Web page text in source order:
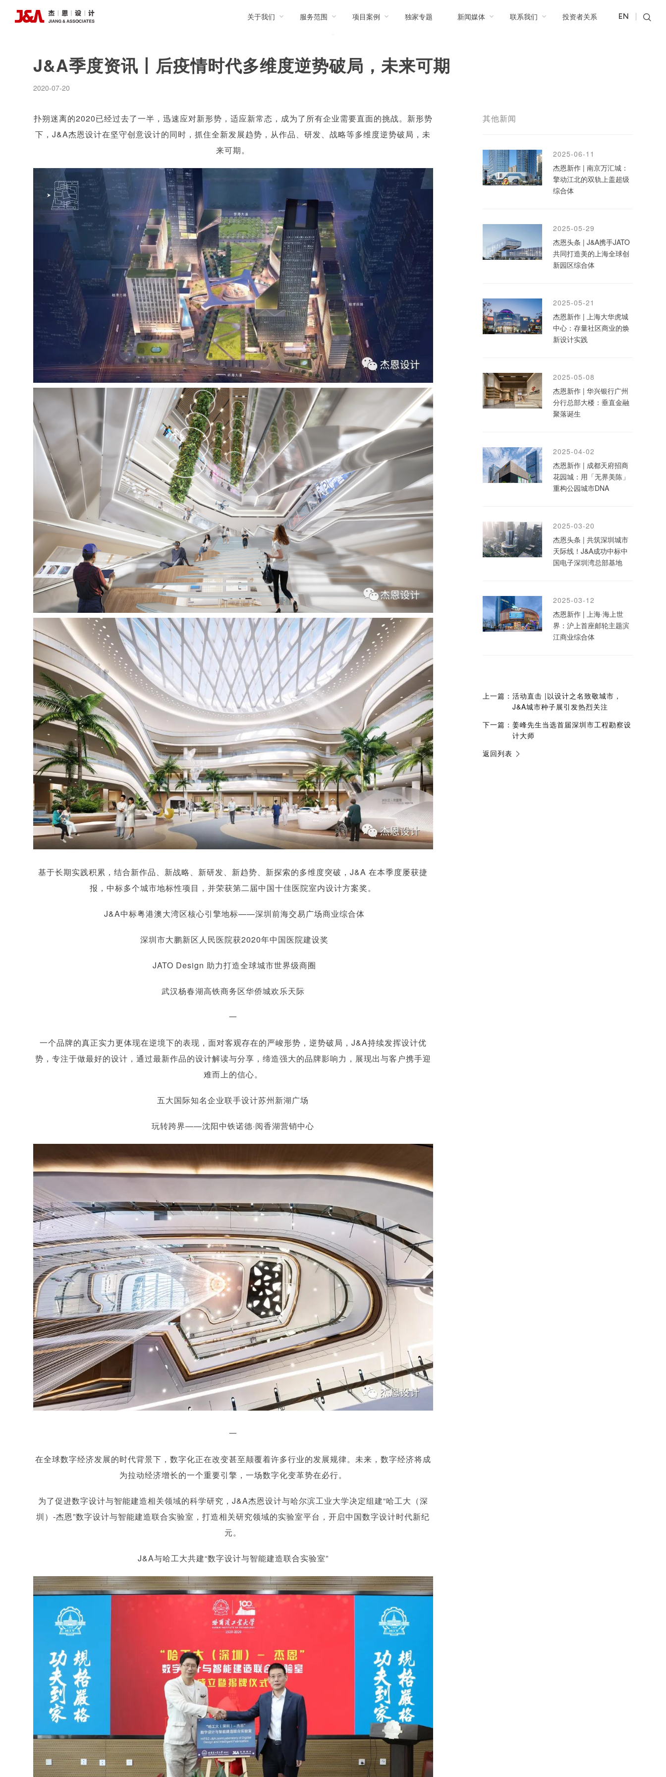
关于我们 服务范围 项目案例 独家专题 新闻媒体 联系我们 投资者关系 EN
J&A季度资讯丨后疫情时代多维度逆势破局，未来可期
2020-07-20
扑朔迷离的2020已经过去了一半，迅速应对新形势，适应新常态，成为了所有企业需要直面的挑战。新形势
下，J&A杰恩设计在坚守创意设计的同时，抓住全新发展趋势，从作品、研发、战略等多维度逆势破局，未
来可期。
基于长期实践积累，结合新作品、新战略、新研发、新趋势、新探索的多维度突破，J&A 在本季度屡获捷
报，中标多个城市地标性项目，并荣获第二届中国十佳医院室内设计方案奖。
J&A中标粤港澳大湾区核心引擎地标——深圳前海交易广场商业综合体
深圳市大鹏新区人民医院获2020年中国医院建设奖
JATO Design 助力打造全球城市世界级商圈
武汉杨春湖高铁商务区华侨城欢乐天际
一
一个品牌的真正实力更体现在逆境下的表现，面对客观存在的严峻形势，逆势破局，J&A持续发挥设计优
势，专注于做最好的设计，通过最新作品的设计解读与分享，缔造强大的品牌影响力，展现出与客户携手迎
难而上的信心。
五大国际知名企业联手设计苏州新湖广场
玩转跨界——沈阳中铁诺德·阅香湖营销中心
一
在全球数字经济发展的时代背景下，数字化正在改变甚至颠覆着许多行业的发展规律。未来，数字经济将成
为拉动经济增长的一个重要引擎，一场数字化变革势在必行。
为了促进数字设计与智能建造相关领域的科学研究，J&A杰恩设计与哈尔滨工业大学决定组建“哈工大（深
圳）-杰恩”数字设计与智能建造联合实验室，打造相关研究领域的实验室平台，开启中国数字设计时代新纪
元。
J&A与哈工大共建“数字设计与智能建造联合实验室”
其他新闻
2025-06-11
杰恩新作 | 南京万汇城：
擎动江北的双轨上盖超级
综合体
2025-05-29
杰恩头条 | J&A携手JATO
共同打造美的上海全球创
新园区综合体
2025-05-21
杰恩新作 | 上海大华虎城
中心：存量社区商业的焕
新设计实践
2025-05-08
杰恩新作 | 华兴银行广州
分行总部大楼：垂直金融
聚落诞生
2025-04-02
杰恩新作 | 成都天府招商
花园城：用「无界美陈」
重构公园城市DNA
2025-03-20
杰恩头条 | 共筑深圳城市
天际线！J&A成功中标中
国电子深圳湾总部基地
2025-03-12
杰恩新作 | 上海·海上世
界：沪上首座邮轮主题滨
江商业综合体
上一篇：活动直击 |以设计之名致敬城市，
J&A城市种子展引发热烈关注
下一篇：姜峰先生当选首届深圳市工程勘察设
计大师
返回列表